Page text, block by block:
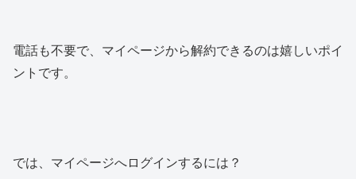
電話も不要で、マイページから解約できるのは嬉しいポイ
ントです。
では、マイページへログインするには？